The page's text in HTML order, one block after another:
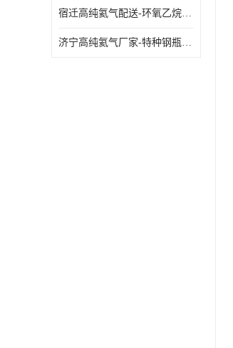
宿迁高纯氦气配送-环氧乙烷灭菌剂
济宁高纯氦气厂家-特种钢瓶年检配件销售